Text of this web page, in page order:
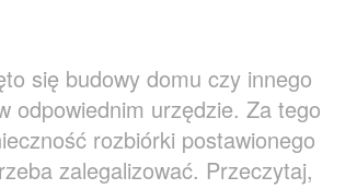
się budowy domu czy innego
odpowiednim urzędzie. Za tego
rozbiórki postawionego
zalegalizować. Przeczytaj,